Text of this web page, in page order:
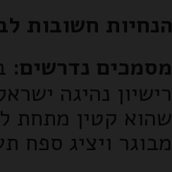
הנחיות חשובות
מסמכים נדרשים:
רישיון נהיגה
מבוגר ויציג ספח